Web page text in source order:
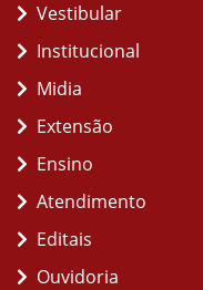
Vestibular
Institucional
Midia
Extensão
Ensino
Atendimento
Editais
Ouvidoria